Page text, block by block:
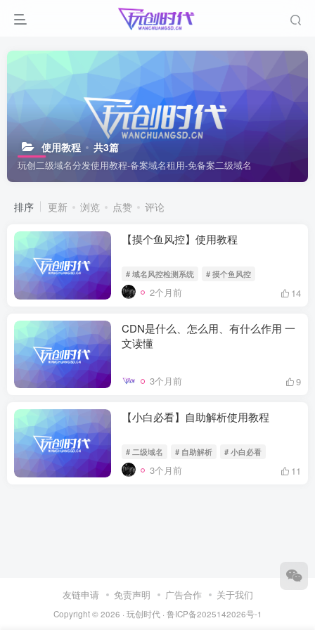
使用教程 共3篇
玩创二级域名分发使用教程-备案域名租用-免备案二级域名
排序 更新 浏览 点赞 评论
【摸个鱼风控】使用教程
# 域名风控检测系统 # 摸个鱼风控
2个月前 14
CDN是什么、怎么用、有什么作用 一
文读懂
3个月前 9
【小白必看】自助解析使用教程
# 二级域名 # 自助解析 # 小白必看
3个月前 11
友链申请 免责声明 广告合作 关于我们
Copyright © 2026 · 玩创时代 · 鲁ICP备2025142026号-1